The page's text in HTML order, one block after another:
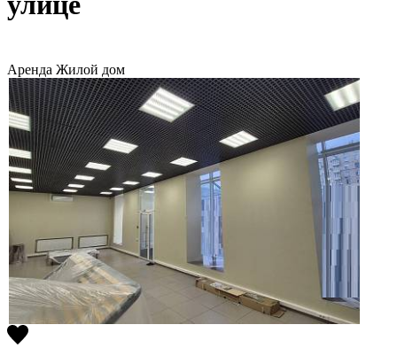
Аренда Жилой дом